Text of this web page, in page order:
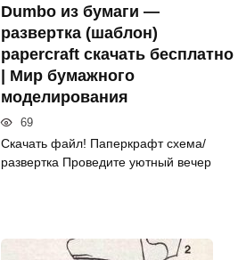
Dumbo из бумаги —
развертка (шаблон)
papercraft скачать бесплатно
| Мир бумажного
моделирования
69
Скачать файл! Паперкрафт схема/
развертка Проведите уютный вечер